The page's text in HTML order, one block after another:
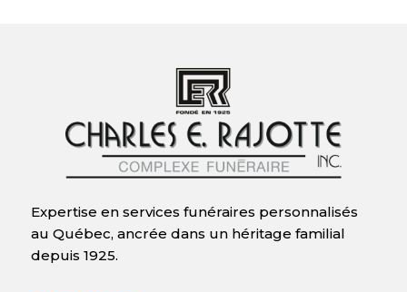
Expertise en services funéraires personnalisés
au Québec, ancrée dans un héritage familial
depuis 1925.